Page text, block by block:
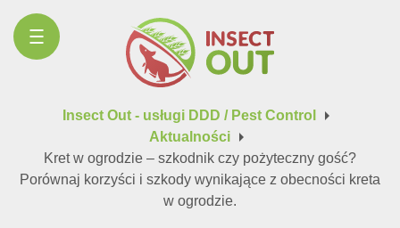
Insect Out - usługi DDD / Pest Control arrow_right
Aktualnościarrow_right
Kret w ogrodzie – szkodnik czy pożyteczny gość?
Porównaj korzyści i szkody wynikające z obecności kreta
w ogrodzie.